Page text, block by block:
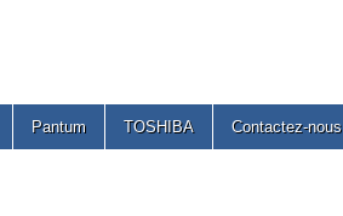
Pantum TOSHIBA Contactez-nous